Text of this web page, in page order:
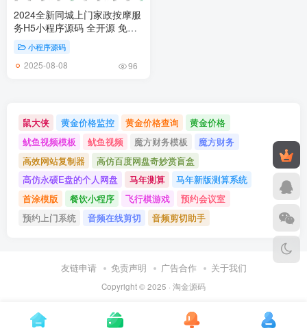
2024全新同城上门家政按摩服
务H5小程序源码 全开源 免授
权 预约上门系统
小程序源码
2025-08-08 96
鼠大侠 黄金价格监控 黄金价格查询
黄金价格
鱿鱼视频模板
鱿鱼视频 魔方财务模板
魔方财务
高效网站复制器
高仿百度网盘奇妙赏盲盒
高仿永硕E盘的个人网盘
马年测算
马年新版测算系统
首涂模版
餐饮小程序 飞行棋游戏
预约会议室
预约上门系统
音频在线剪切 音频剪切助手
友链申请 免责声明 广告合作 关于我们
Copyright © 2025 · 淘金源码